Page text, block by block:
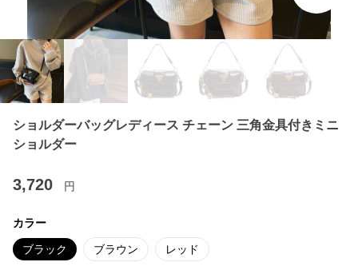
ショルダーバッグレディース チェーン 三角金具付きミニ
ショルダー
3,720 円
カラー
ブラック ブラウン レッド